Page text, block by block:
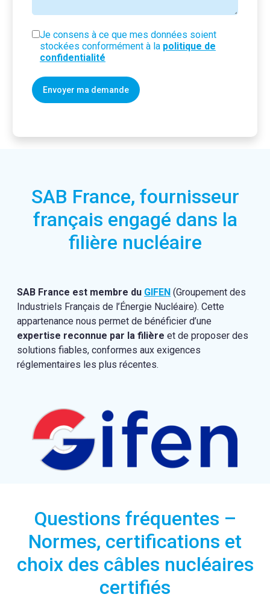
RGPD
Je consens à ce que mes données soient
stockées conformément à la politique de
confidentialité
SAB France, fournisseur
français engagé dans la
filière nucléaire
SAB France est membre du GIFEN (Groupement des
Industriels Français de l’Énergie Nucléaire). Cette
appartenance nous permet de bénéficier d’une
expertise reconnue par la filière et de proposer des
solutions fiables, conformes aux exigences
réglementaires les plus récentes.
Questions fréquentes –
Normes, certifications et
choix des câbles nucléaires
certifiés